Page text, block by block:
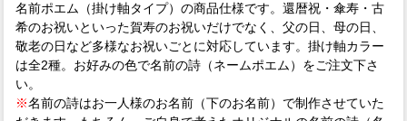
名前ポエム（掛け軸タイプ）の商品仕様です。還暦祝・傘寿・古
希のお祝いといった賀寿のお祝いだけでなく、父の日、母の日、
敬老の日など多様なお祝いごとに対応しています。掛け軸カラー
は全2種。お好みの色で名前の詩（ネームポエム）をご注文下さ
い。
※名前の詩はお一人様のお名前（下のお名前）で制作させていた